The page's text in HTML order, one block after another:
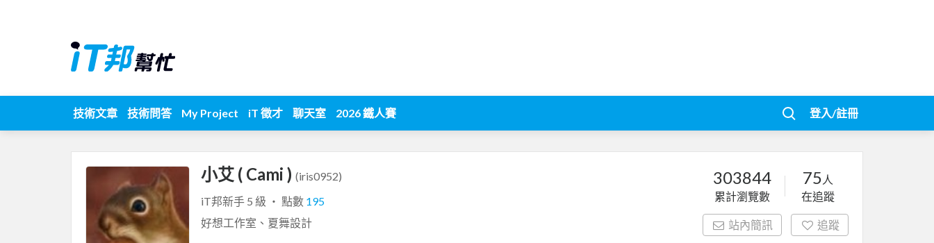
技術文章 技術問答 My Project iT 徵才 聊天室 2026 鐵人賽 登入/註冊
小艾 ( Cami ) (iris0952)
iT邦新手 5 級 ‧ 點數 195
好想工作室、夏舞設計
303844
累計瀏覽數
75 人
在追蹤
站內簡訊 追蹤